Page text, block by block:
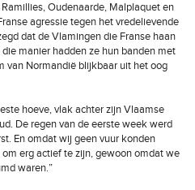
Oudenaarde, Malplaquet en
agressie tegen het vredelievende
dat de Vlamingen die Franse haan
manier hadden ze hun banden met
van Normandië blijkbaar uit het oog
hoeve, vlak achter zijn Vlaamse
De regen van de eerste week werd
En omdat wij geen vuur konden
erg actief te zijn, gewoon omdat we
waren.”